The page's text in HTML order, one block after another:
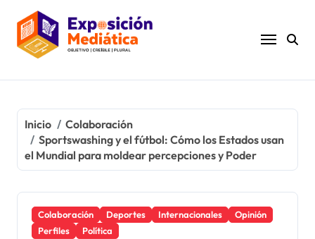
contenido
Inicio
Colaboración
Sportswashing y el fútbol: Cómo los Estados usan
el Mundial para moldear percepciones y Poder
Colaboración Deportes Internacionales
Opinión
Perfiles
Política